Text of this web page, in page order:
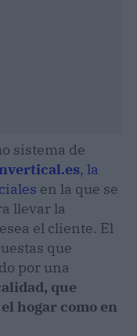
sistema de
, la
en la que se
llevar la
el cliente. El
que
por una
que
hogar como en